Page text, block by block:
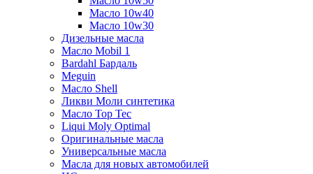
Масло 10w40
Масло 10w30
Дизельные масла
Масло Mobil 1
Bardahl Бардаль
Meguin
Масло Shell
Ликви Моли синтетика
Масло Top Tec
Liqui Moly Optimal
Оригинальные масла
Универсальные масла
Масла для новых автомобилей